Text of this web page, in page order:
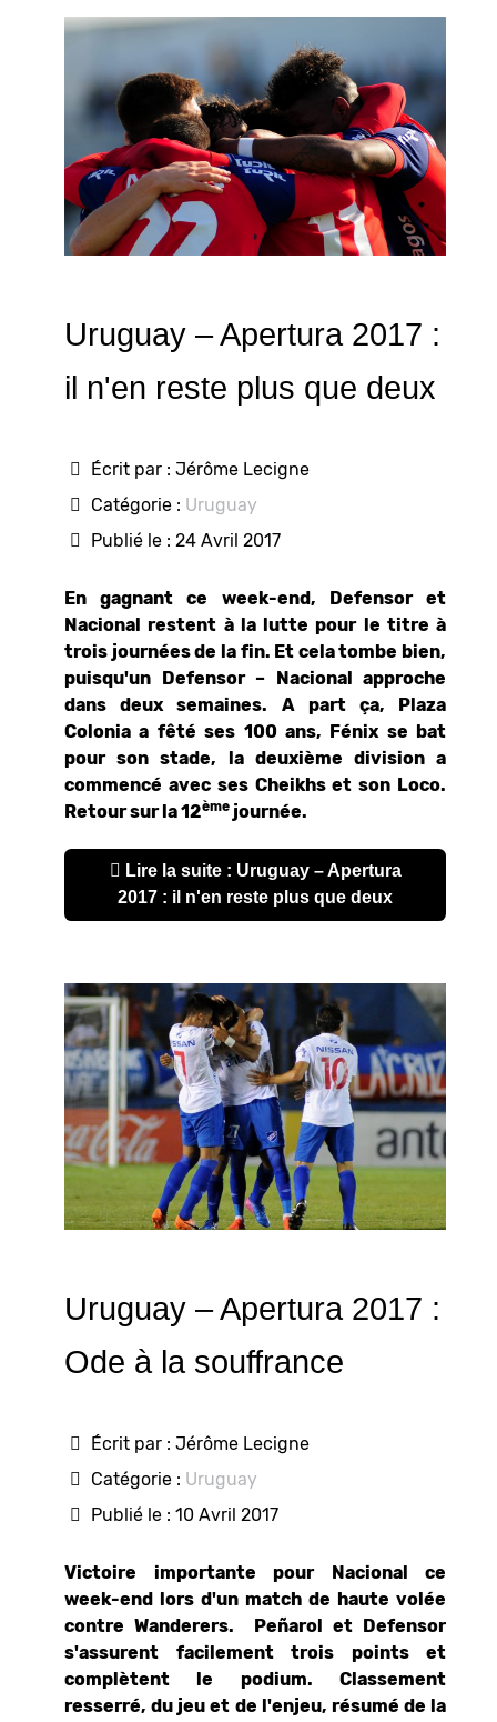
Uruguay – Apertura 2017 :
il n'en reste plus que deux
Écrit par : Jérôme Lecigne
Catégorie : Uruguay
Publié le : 24 Avril 2017
En gagnant ce week-end, Defensor et
Nacional restent à la lutte pour le titre à
trois journées de la fin. Et cela tombe bien,
puisqu'un Defensor – Nacional approche
dans deux semaines. A part ça, Plaza
Colonia a fêté ses 100 ans, Fénix se bat
pour son stade, la deuxième division a
commencé avec ses Cheikhs et son Loco.
Retour sur la 12ème journée.
Lire la suite : Uruguay – Apertura
2017 : il n'en reste plus que deux
Uruguay – Apertura 2017 :
Ode à la souffrance
Écrit par : Jérôme Lecigne
Catégorie : Uruguay
Publié le : 10 Avril 2017
Victoire importante pour Nacional ce
week-end lors d'un match de haute volée
contre Wanderers. Peñarol et Defensor
s'assurent facilement trois points et
complètent le podium. Classement
resserré, du jeu et de l'enjeu, résumé de la